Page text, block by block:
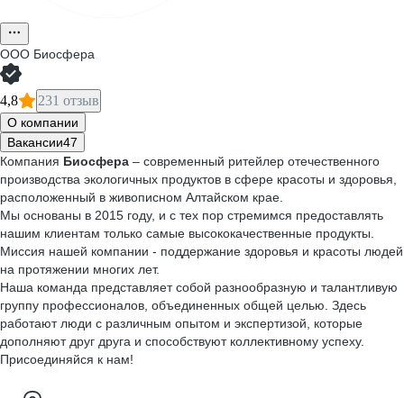
ООО Биосфера
4,8 231 отзыв
О компании
Вакансии47
Компания Биосфера – современный ритейлер отечественного
производства экологичных продуктов в сфере красоты и здоровья,
расположенный в живописном Алтайском крае.
Мы основаны в 2015 году, и с тех пор стремимся предоставлять
нашим клиентам только самые высококачественные продукты.
Миссия нашей компании - поддержание здоровья и красоты людей
на протяжении многих лет.
Наша команда представляет собой разнообразную и талантливую
группу профессионалов, объединенных общей целью. Здесь
работают люди с различным опытом и экспертизой, которые
дополняют друг друга и способствуют коллективному успеху.
Присоединяйся к нам!